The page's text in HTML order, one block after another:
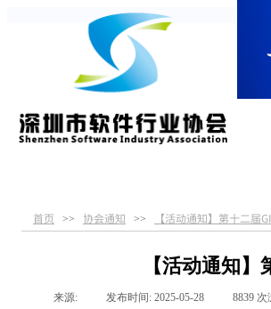
首页 >> 协会通知 >> 【活动通知】第十二届
【活动通知
来源: 发布时间: 2025-05-28 8839 次